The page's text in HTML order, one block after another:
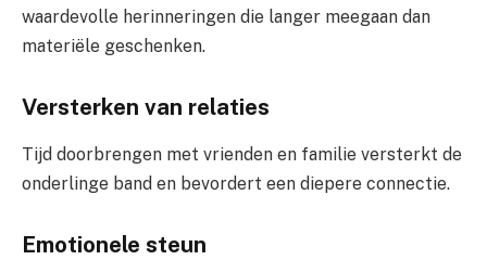
waardevolle herinneringen die langer meegaan dan
materiële geschenken.
Versterken van relaties
Tijd doorbrengen met vrienden en familie versterkt de
onderlinge band en bevordert een diepere connectie.
Emotionele steun